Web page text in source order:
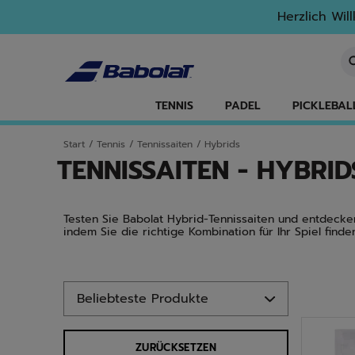
Herzlich
TENNIS PADEL
Start / Tennis / Tennissaiten / Hybrids
TENNISSAITEN -
Testen Sie Babolat Hybrid-Tennissaiten und
indem Sie die richtige Kombination für Ihr Spiel
Zu den Produkten springen
ZURÜCKSETZEN